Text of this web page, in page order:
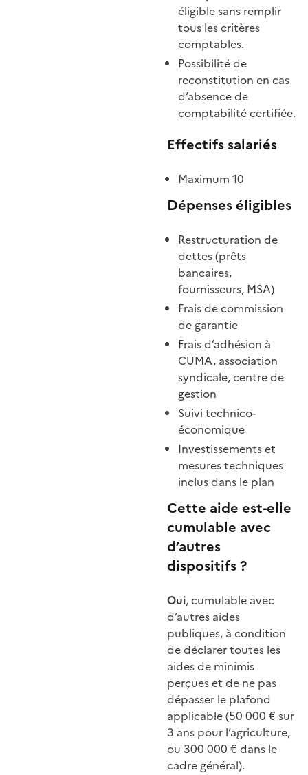
éligible sans remplir
tous les critères
comptables.
Possibilité de
reconstitution en cas
d’absence de
comptabilité certifiée.
Effectifs salariés
Maximum 10
Dépenses éligibles
Restructuration de
dettes (prêts
bancaires,
fournisseurs, MSA)
Frais de commission
de garantie
Frais d’adhésion à
CUMA, association
syndicale, centre de
gestion
Suivi technico-
économique
Investissements et
mesures techniques
inclus dans le plan
Cette aide est-elle
cumulable avec
d’autres
dispositifs ?
Oui, cumulable avec
d’autres aides
publiques, à condition
de déclarer toutes les
aides de minimis
perçues et de ne pas
dépasser le plafond
applicable (50 000 € sur
3 ans pour l’agriculture,
ou 300 000 € dans le
cadre général).